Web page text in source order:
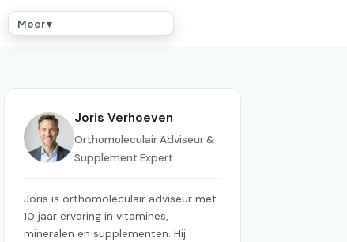
Meer ▾
Joris Verhoeven
Orthomoleculair Adviseur &
Supplement Expert
Joris is orthomoleculair adviseur met
10 jaar ervaring in vitamines,
mineralen en supplementen. Hij